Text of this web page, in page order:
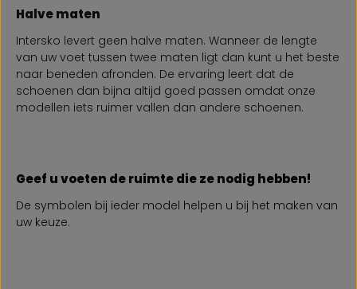
Halve maten
Intersko levert geen halve maten. Wanneer de lengte
van uw voet tussen twee maten ligt dan kunt u het beste
naar beneden afronden. De ervaring leert dat de
schoenen dan bijna altijd goed passen omdat onze
modellen iets ruimer vallen dan andere schoenen.
Geef u voeten de ruimte die ze nodig hebben!
De symbolen bij ieder model helpen u bij het maken van
uw keuze.